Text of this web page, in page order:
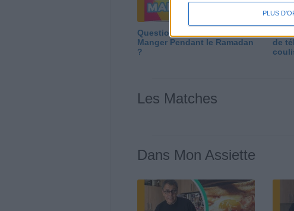
PLUS
Question/Réponse : Que
Manger Pendant le Ramadan
?
de
Les Matches
Dans Mon Assiette